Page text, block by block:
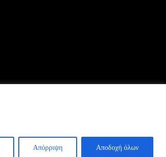
Απόρριψη Αποδοχή όλων